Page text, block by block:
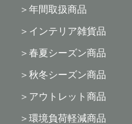
年間取扱商品
インテリア雑貨品
春夏シーズン商品
秋冬シーズン商品
アウトレット商品
環境負荷軽減商品